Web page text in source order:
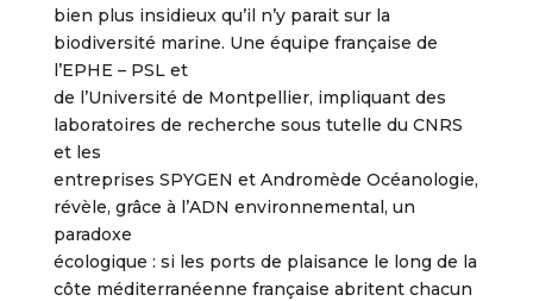
bien plus insidieux qu’il n’y parait sur la
biodiversité marine. Une équipe française de
l’EPHE – PSL et
de l’Université de Montpellier, impliquant des
laboratoires de recherche sous tutelle du CNRS
et les
entreprises SPYGEN et Andromède Océanologie,
révèle, grâce à l’ADN environnemental, un
paradoxe
écologique : si les ports de plaisance le long de la
côte méditerranéenne française abritent chacun